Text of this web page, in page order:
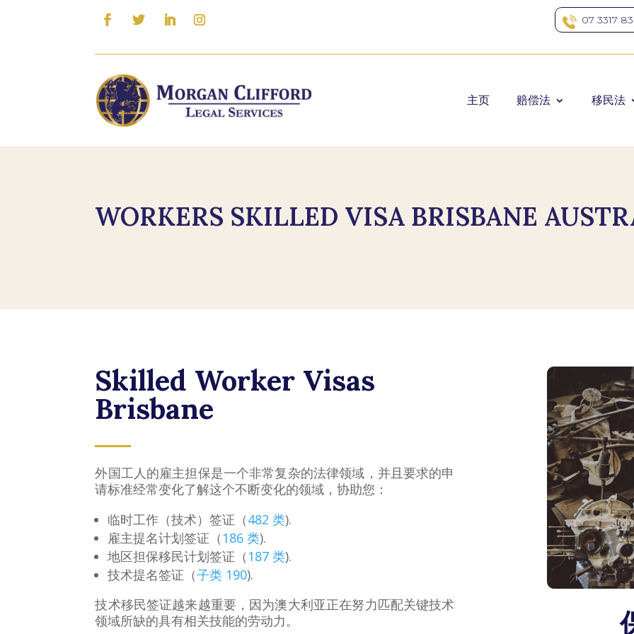
07 3317
主页 赔偿法 移民法
WORKERS SKILLED VISA BRISBANE
Skilled Worker Visas
Brisbane
外国工人的雇主担保是一个非常复杂的法律领域，并且要求的申
请标准经常变化了解这个不断变化的领域，协助您：
临时工作（技术）签证（482 类).
雇主提名计划签证（ 186 类).
地区担保移民计划签证（ 187 类).
技术提名签证（子类 190).
技术移民签证越来越重要，因为澳大利亚正在努力匹配关键技术
领域所缺的具有相关技能的劳动力。